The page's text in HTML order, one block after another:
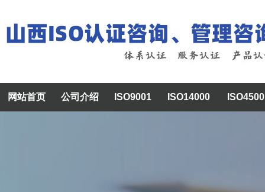
网站首页 公司介绍 ISO9001 ISO14000